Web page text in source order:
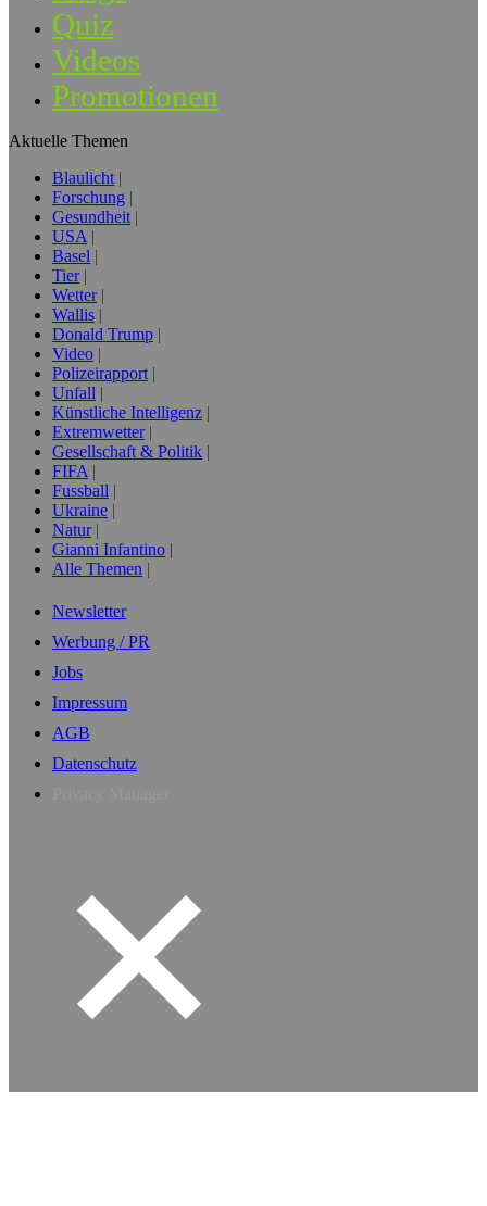
Quiz
Videos
Promotionen
Aktuelle Themen
Blaulicht
Forschung
Gesundheit
USA
Basel
Tier
Wetter
Wallis
Donald Trump
Video
Polizeirapport
Unfall
Künstliche Intelligenz
Extremwetter
Gesellschaft & Politik
FIFA
Fussball
Ukraine
Natur
Gianni Infantino
Alle Themen
Newsletter
Werbung / PR
Jobs
Impressum
AGB
Datenschutz